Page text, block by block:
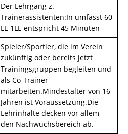
Der Lehrgang z.
Trainerassistenten:In umfasst 60
LE 1LE entspricht 45 Minuten
Spieler/Sportler, die im Verein
zukünftig oder bereits jetzt
Trainingsgruppen begleiten und
als Co-Trainer
mitarbeiten.Mindestalter von 16
Jahren ist Voraussetzung.Die
Lehrinhalte decken vor allem
den Nachwuchsbereich ab.